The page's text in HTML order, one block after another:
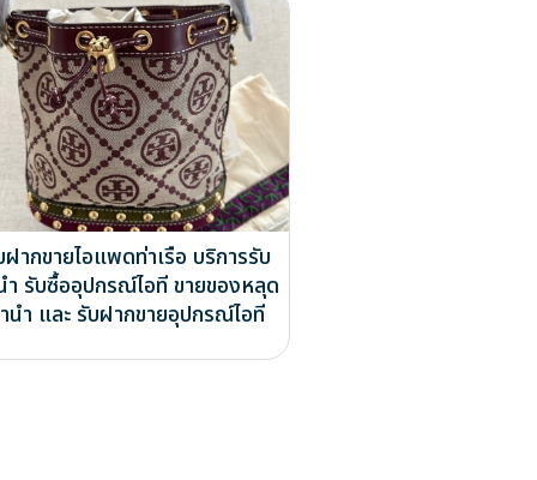
ากขายไอแพดท่าเรือ บริการรับ
ำ รับซื้ออุปกรณ์ไอที ขายของหลุด
นำ และ รับฝากขายอุปกรณ์ไอที